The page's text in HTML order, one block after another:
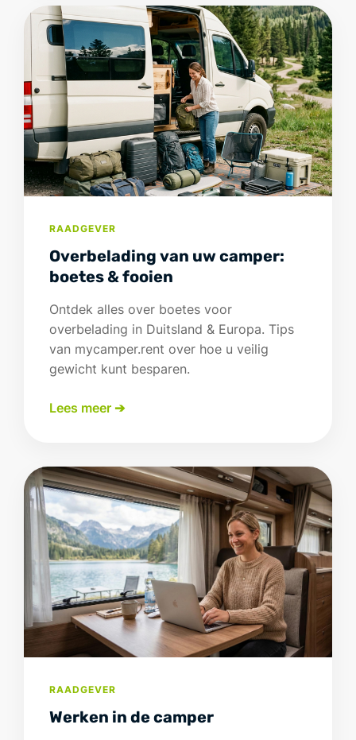
RAADGEVER
Overbelading van uw camper:
boetes & fooien
Ontdek alles over boetes voor
overbelading in Duitsland & Europa. Tips
van mycamper.rent over hoe u veilig
gewicht kunt besparen.
Lees meer ➔
RAADGEVER
Werken in de camper